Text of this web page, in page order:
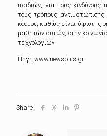
παιδιών, για τους κινδύνους
τους τρόπους
κόσμου, καθώς είναι ύψιστης
μαθητών αυτών, στην
τεχνολογιών.
Πηγή:www.newsplus.gr
Share